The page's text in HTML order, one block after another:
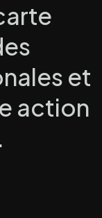
et
action